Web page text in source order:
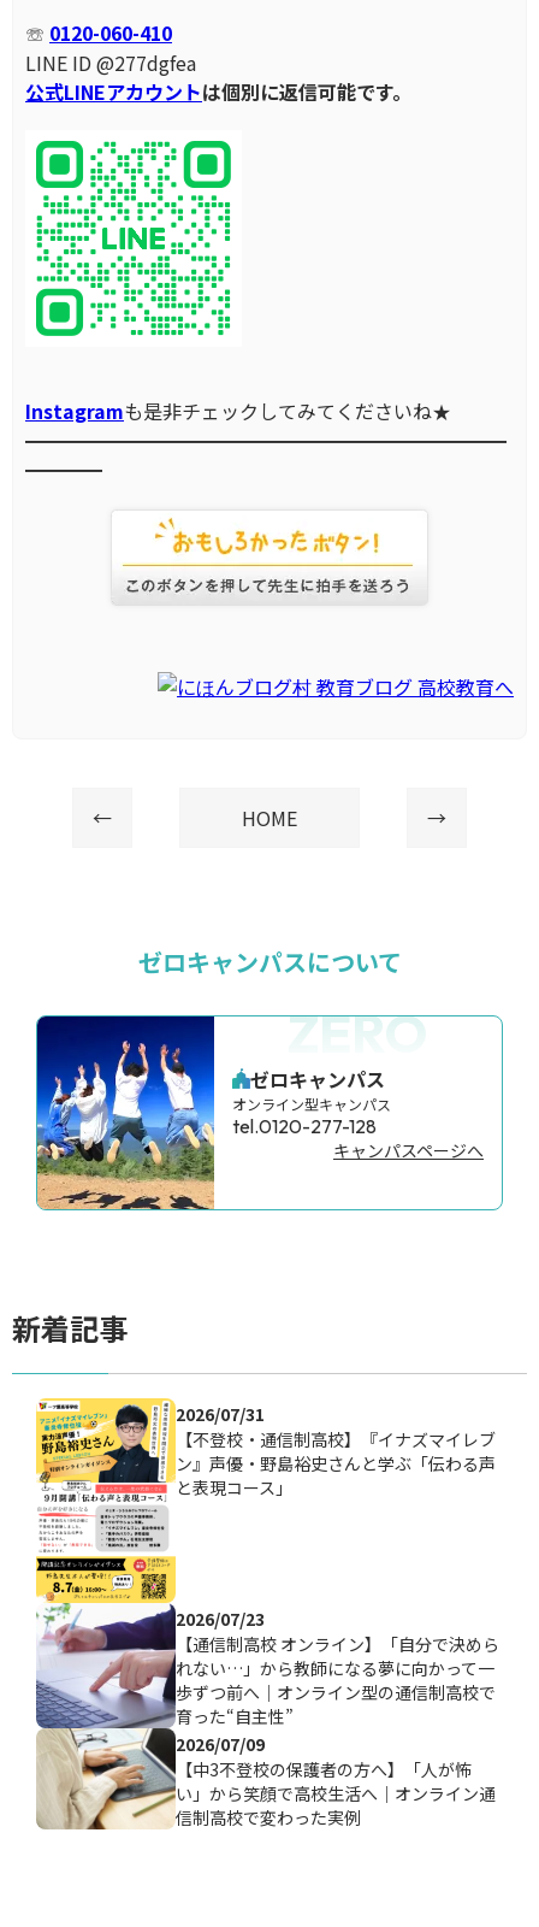
☏ 0120-060-410
LINE ID @277dgfea
公式LINEアカウントは個別に返信可能です。
Instagramも是非チェックしてみてくださいね★
━━━━━━━━━━━━━━━━━━━━━━━━━
━━━━
← HOME →
ゼロキャンパスについて
ZERO
ゼロキャンパス
オンライン型キャンパス
tel.0120-277-128
キャンパスページへ
新着記事
2026/07/31
【不登校・通信制高校】『イナズマイレブ
ン』声優・野島裕史さんと学ぶ「伝わる声
と表現コース」
2026/07/23
【通信制高校 オンライン】「自分で決めら
れない…」から教師になる夢に向かって一
歩ずつ前へ｜オンライン型の通信制高校で
育った“自主性”
2026/07/09
【中3不登校の保護者の方へ】「人が怖
い」から笑顔で高校生活へ｜オンライン通
信制高校で変わった実例